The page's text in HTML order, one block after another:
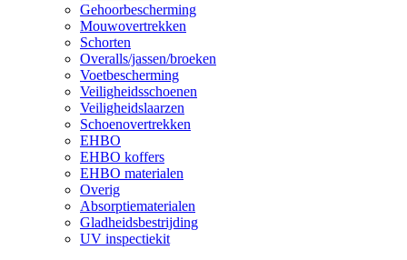
Gehoorbescherming
Mouwovertrekken
Schorten
Overalls/jassen/broeken
Voetbescherming
Veiligheidsschoenen
Veiligheidslaarzen
Schoenovertrekken
EHBO
EHBO koffers
EHBO materialen
Overig
Absorptiematerialen
Gladheidsbestrijding
UV inspectiekit